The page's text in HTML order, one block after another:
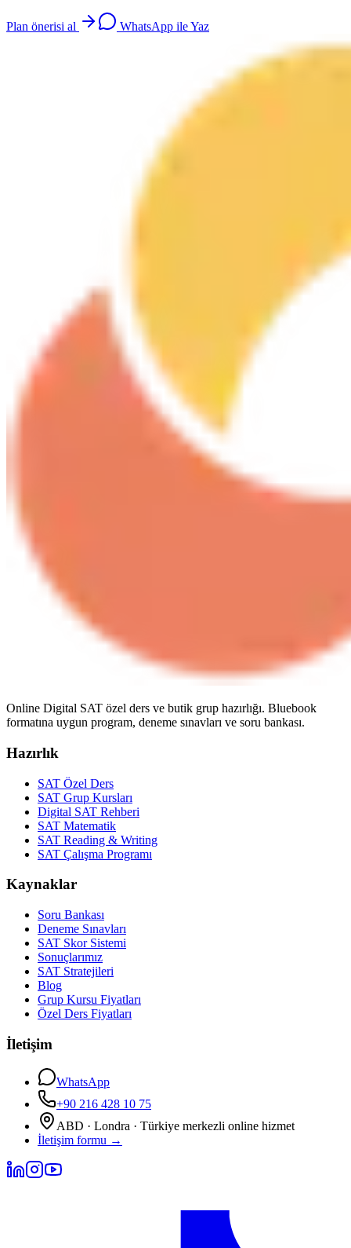
Plan önerisi al WhatsApp ile Yaz
Online Digital SAT özel ders ve butik grup hazırlığı. Bluebook
formatına uygun program, deneme sınavları ve soru bankası.
Hazırlık
SAT Özel Ders
SAT Grup Kursları
Digital SAT Rehberi
SAT Matematik
SAT Reading & Writing
SAT Çalışma Programı
Kaynaklar
Soru Bankası
Deneme Sınavları
SAT Skor Sistemi
Sonuçlarımız
SAT Stratejileri
Blog
Grup Kursu Fiyatları
Özel Ders Fiyatları
İletişim
WhatsApp
+90 216 428 10 75
ABD · Londra · Türkiye merkezli online hizmet
İletişim formu →